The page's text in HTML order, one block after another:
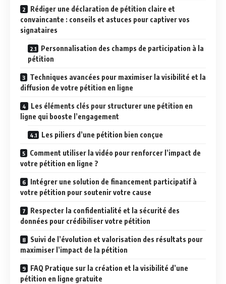
Rédiger une déclaration de pétition claire et
convaincante : conseils et astuces pour captiver vos
signataires
Personnalisation des champs de participation à la
pétition
Techniques avancées pour maximiser la visibilité et la
diffusion de votre pétition en ligne
Les éléments clés pour structurer une pétition en
ligne qui booste l’engagement
Les piliers d’une pétition bien conçue
Comment utiliser la vidéo pour renforcer l’impact de
votre pétition en ligne ?
Intégrer une solution de financement participatif à
votre pétition pour soutenir votre cause
Respecter la confidentialité et la sécurité des
données pour crédibiliser votre pétition
Suivi de l’évolution et valorisation des résultats pour
maximiser l’impact de la pétition
FAQ Pratique sur la création et la visibilité d’une
pétition en ligne gratuite